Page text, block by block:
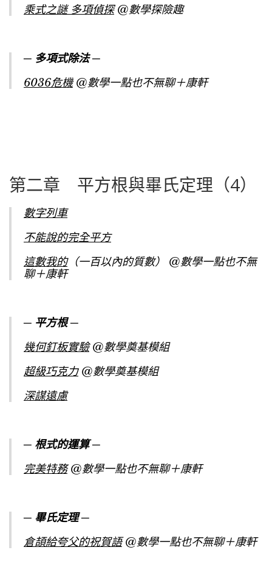
乘式之謎 多項偵探@數學探險趣
─ 多項式除法 ─
6036危機@數學一點也不無聊＋康軒
第二章 平方根與畢氏定理（4）
數字列車
不能說的完全平方
這數我的（一百以內的質數） @數學一點也不無
聊＋康軒
─ 平方根 ─
幾何釘板實驗@數學奠基模組
超級巧克力@數學奠基模組
深謀遠慮
─ 根式的運算 ─
完美特務@數學一點也不無聊＋康軒
─ 畢氏定理 ─
倉頡給夸父的祝賀語@數學一點也不無聊＋康軒